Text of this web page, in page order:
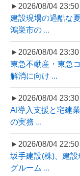
►2026/08/04 23:50
建設現場の過酷な
鴻巣市の ...
►2026/08/04 23:30
東急不動産・東急
解消に向け ...
►2026/08/04 23:30
AI導入支援と宅建
の実務 ...
►2026/08/04 22:50
坂手建設(株)、建
グルーム ...